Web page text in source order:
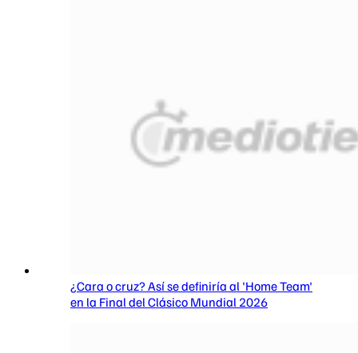
¿Cara o cruz? Así se definiría al 'Home Team'
en la Final del Clásico Mundial 2026